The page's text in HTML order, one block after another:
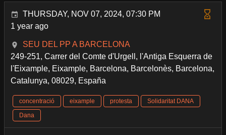
THURSDAY, NOV 07, 2024, 07:30 PM
1 year ago
SEU DEL PP A BARCELONA
249-251, Carrer del Comte d'Urgell, l'Antiga Esquerra de
l'Eixample, Eixample, Barcelona, Barcelonès, Barcelona,
Catalunya, 08029, España
concentració eixample protesta
Solidaritat DANA
Dana